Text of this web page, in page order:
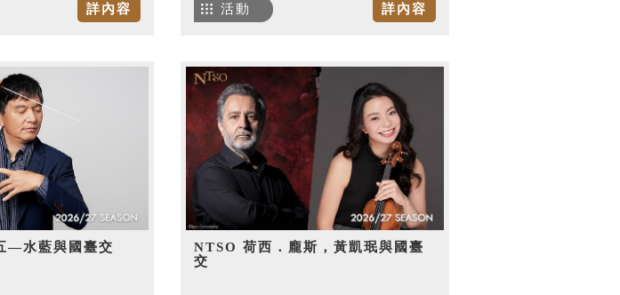
詳內容 詳內容
活動
—水藍與國臺交
NTSO 荷西．龐斯，黃凱珉與國臺
交